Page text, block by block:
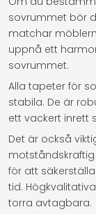
sovrummet bör
matchar
uppnå ett
sovrummet.
Alla tapeter för
stabila. De är
ett vackert inrett
Det är också
för att
tid.
torra avtagbara.